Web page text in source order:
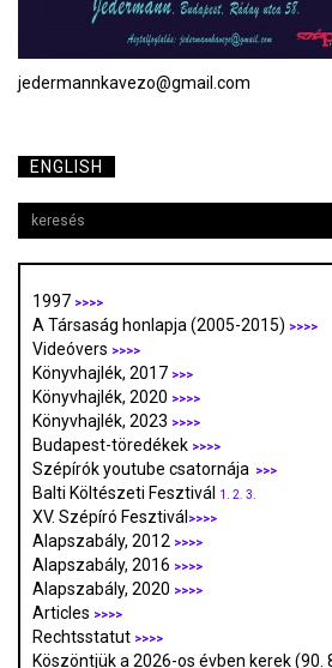
jedermannkavezo@gmail.com
ENGLISH
1997 >>>>
A Társaság honlapja (2005-2015) >>>>
Videóvers >>>>
Könyvhajlék, 2017 >>>
Könyvhajlék, 2020 >>>>
Könyvhajlék, 2023 >>>>
Budapest-töredékek >>>>
Szépírók youtube csatornája >>>
Balti Költészeti Fesztivál 1. 2. 3.
XV. Szépíró Fesztivál >>>>
Alapszabály, 2012 >>>>
Alapszabály, 2016 >>>>
Alapszabály, 2020 >>>>
Articles >>>>
Rechtsstatut >>>>
Köszöntjük a 2026-os évben kerek (90.